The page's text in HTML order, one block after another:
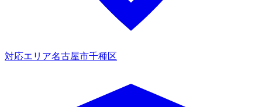
対応エリア名古屋市千種区